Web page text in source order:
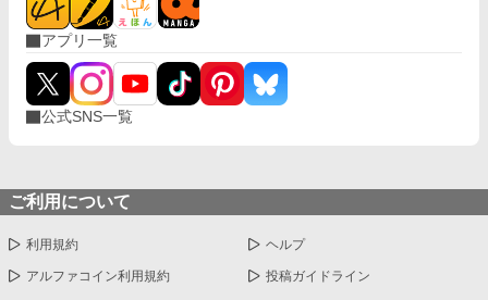
アプリ一覧
公式SNS一覧
ご利用について
利用規約 ヘルプ
アルファコイン利用規約 投稿ガイドライン